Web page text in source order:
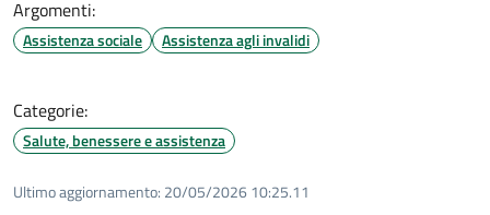
Argomenti:
Assistenza sociale Assistenza agli invalidi
Categorie:
Salute, benessere e assistenza
Ultimo aggiornamento: 20/05/2026 10:25.11